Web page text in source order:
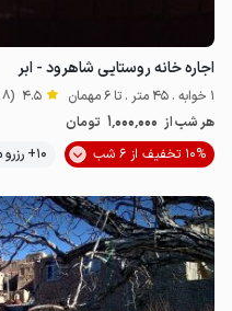
اجاره خانه روستایی شاهرود - ابر
1 خوابه . 45 متر . تا 6 مهمان 4.5 (8 نظر)
هر شب از 1٬000٬000 تومان
10% تخفیف از 6 شب
10+ رزرو موفق